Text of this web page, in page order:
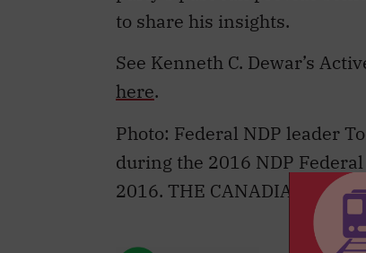
to share his insights.
See Kenneth C. Dewar’s
here.
Photo: Federal NDP leader
during the 2016 NDP
2016. THE CANADIAN